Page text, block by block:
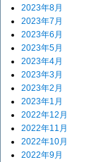
2023年8月
2023年7月
2023年6月
2023年5月
2023年4月
2023年3月
2023年2月
2023年1月
2022年12月
2022年11月
2022年10月
2022年9月